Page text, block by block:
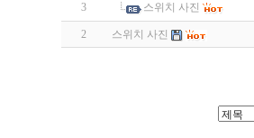
3 스위치 사진
2 스위치 사진